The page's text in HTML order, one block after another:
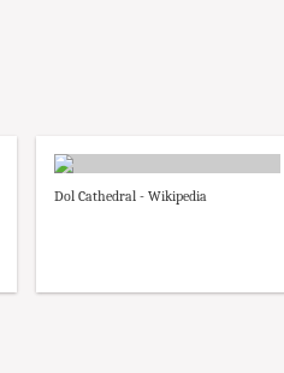
Dol Cathedral - Wikipedia